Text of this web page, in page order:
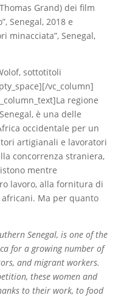
Grand) dei film
Senegal, 2018 e
minacciata”, Senegal,
sottotitoli
vc_column]
regione
è una delle
occidentale per un
artigianali e lavoratori
concorrenza straniera,
mentre
lavoro, alla fornitura di
Ma per quanto
Senegal, is one of the
for a growing number of
and migrant workers.
these women and
to their work, to food